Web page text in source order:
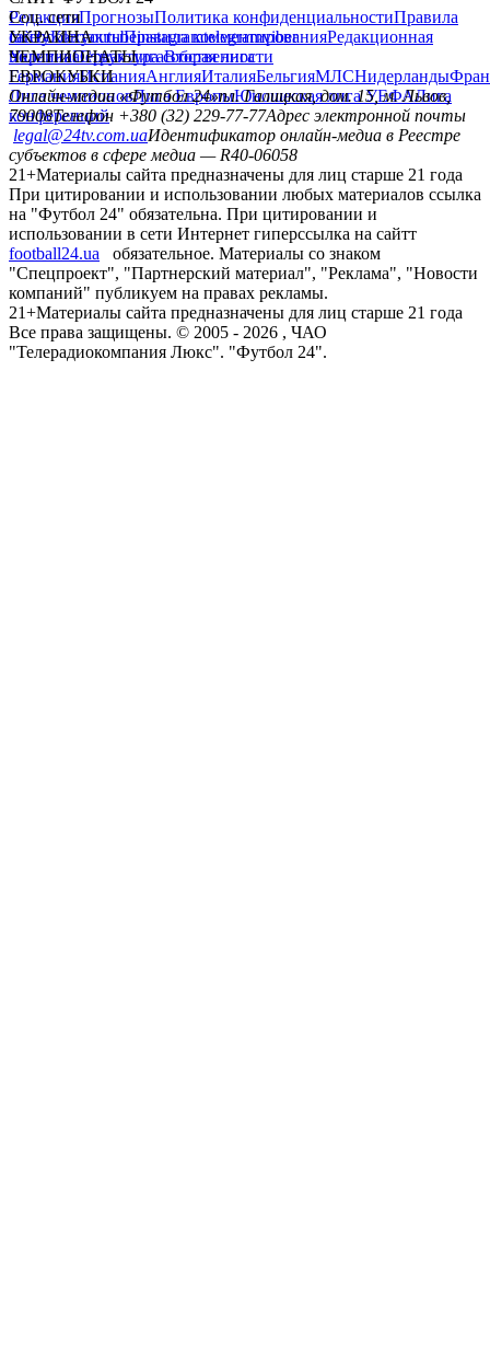
РедакцияПрогнозыПолитика конфиденциальностиПравила
сайтуКонтактыПравила комментированияРедакционная
политикаСтруктура собственности
Соц. сети
facebookxyoutubeinstagramtelegramviber
УКРАИНА
УкраинаПервая лигаВторая лига
ЧЕМПИОНАТЫ
ГерманияИспанияАнглияИталияБельгияМЛСНидерланды
ЕВРОКУБКИ
Лига чемпионовЛига ЕвропыЮношеская лига УЕФАЛига
конференций
Онлайн-медиа «Футбол 24»пл. Галицкая, дом. 15, м. Львов,
79008Телефон +380 (32) 229-77-77Адрес электронной почты
legal@24tv.com.uaИдентификатор онлайн-медиа в Реестре
субъектов в сфере медиа — R40-06058
21+Материалы сайта предназначены для лиц старше 21 года
При цитировании и использовании любых материалов ссылка
на "Футбол 24" обязательна. При цитировании и
использовании в сети Интернет гиперссылка на сайтт
football24.ua
обязательное. Материалы со знаком
"Спецпроект", "Партнерский материал", "Реклама", "Новости
компаний" публикуем на правах рекламы.
21+Материалы сайта предназначены для лиц старше 21 года
Все права защищены. © 2005 - 2026 , ЧАО
"Телерадиокомпания Люкс". "Футбол 24".